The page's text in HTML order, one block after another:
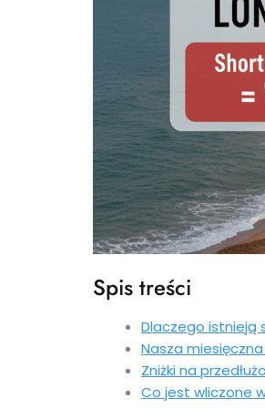
Spis treści
Dlaczego istnieją
Nasza
Zniżki na
Co jest wliczone